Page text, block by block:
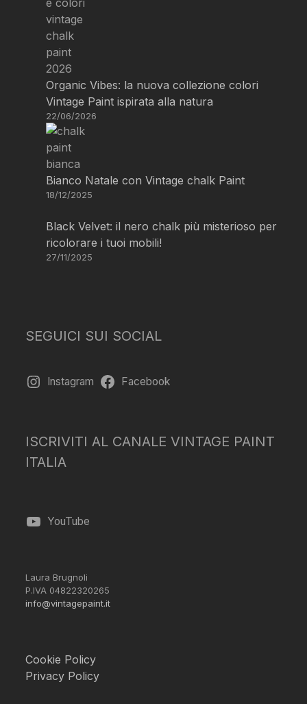
Organic Vibes: la nuova collezione colori
Vintage Paint ispirata alla natura
22/06/2026
Bianco Natale con Vintage chalk Paint
18/12/2025
Black Velvet: il nero chalk più misterioso per
ricolorare i tuoi mobili!
27/11/2025
SEGUICI SUI SOCIAL
Instagram Facebook
ISCRIVITI AL CANALE VINTAGE PAINT
ITALIA
YouTube
Laura Brugnoli
P.IVA 04822320265
info@vintagepaint.it
Cookie Policy
Privacy Policy